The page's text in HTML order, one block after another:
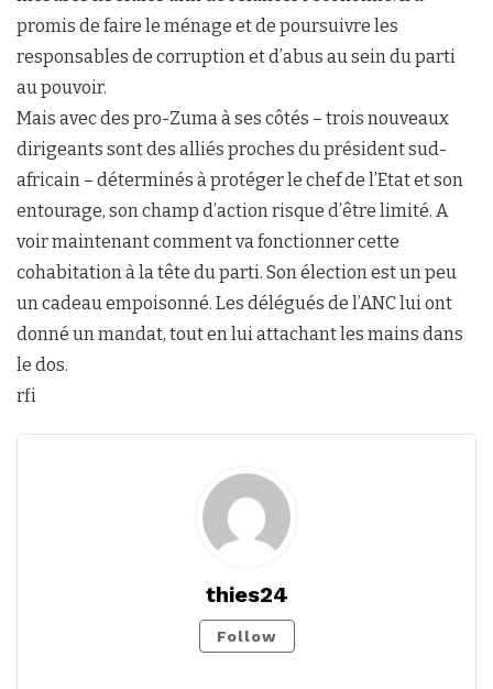
promis de faire le ménage et de poursuivre les
responsables de corruption et d’abus au sein du parti
au pouvoir.
Mais avec des pro-Zuma à ses côtés – trois nouveaux
dirigeants sont des alliés proches du président sud-
africain – déterminés à protéger le chef de l’Etat et son
entourage, son champ d’action risque d’être limité. A
voir maintenant comment va fonctionner cette
cohabitation à la tête du parti. Son élection est un peu
un cadeau empoisonné. Les délégués de l’ANC lui ont
donné un mandat, tout en lui attachant les mains dans
le dos.
rfi
thies24
Follow